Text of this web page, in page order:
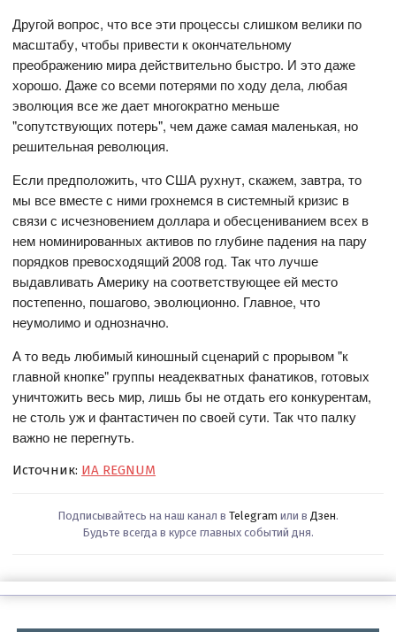
Другой вопрос, что все эти процессы слишком велики по
масштабу, чтобы привести к окончательному
преображению мира действительно быстро. И это даже
хорошо. Даже со всеми потерями по ходу дела, любая
эволюция все же дает многократно меньше
"сопутствующих потерь", чем даже самая маленькая, но
решительная революция.
Если предположить, что США рухнут, скажем, завтра, то
мы все вместе с ними грохнемся в системный кризис в
связи с исчезновением доллара и обесцениванием всех в
нем номинированных активов по глубине падения на пару
порядков превосходящий 2008 год. Так что лучше
выдавливать Америку на соответствующее ей место
постепенно, пошагово, эволюционно. Главное, что
неумолимо и однозначно.
А то ведь любимый киношный сценарий с прорывом "к
главной кнопке" группы неадекватных фанатиков, готовых
уничтожить весь мир, лишь бы не отдать его конкурентам,
не столь уж и фантастичен по своей сути. Так что палку
важно не перегнуть.
Источник: ИА REGNUM
Подписывайтесь на наш канал в Telegram или в Дзен.
Будьте всегда в курсе главных событий дня.